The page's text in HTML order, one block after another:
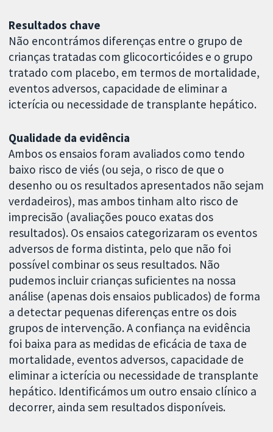
Resultados chave
Não encontrámos diferenças entre o grupo de
crianças tratadas com glicocorticóides e o grupo
tratado com placebo, em termos de mortalidade,
eventos adversos, capacidade de eliminar a
icterícia ou necessidade de transplante hepático.
Qualidade da evidência
Ambos os ensaios foram avaliados como tendo
baixo risco de viés (ou seja, o risco de que o
desenho ou os resultados apresentados não sejam
verdadeiros), mas ambos tinham alto risco de
imprecisão (avaliações pouco exatas dos
resultados). Os ensaios categorizaram os eventos
adversos de forma distinta, pelo que não foi
possível combinar os seus resultados. Não
pudemos incluir crianças suficientes na nossa
análise (apenas dois ensaios publicados) de forma
a detectar pequenas diferenças entre os dois
grupos de intervenção. A confiança na evidência
foi baixa para as medidas de eficácia de taxa de
mortalidade, eventos adversos, capacidade de
eliminar a icterícia ou necessidade de transplante
hepático. Identificámos um outro ensaio clínico a
decorrer, ainda sem resultados disponíveis.